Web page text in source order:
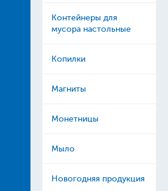
Контейнеры для
мусора настольные
Копилки
Магниты
Монетницы
Мыло
Новогодняя продукция